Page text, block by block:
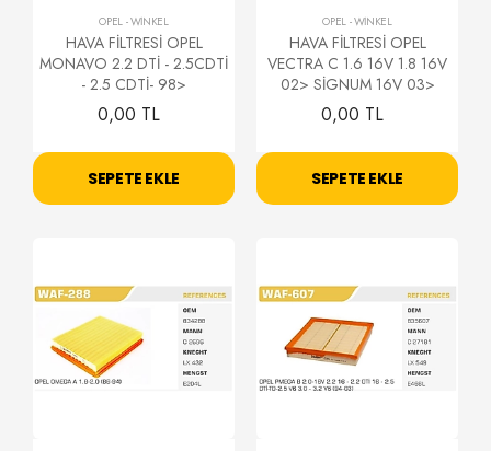
OPEL-WİNKEL
HAVA FİLTRESİ OPEL
MONAVO 2.2 DTİ - 2.5CDTİ
- 2.5 CDTİ- 98>
0,00 TL
SEPETE EKLE
OPEL-WİNKEL
HAVA FİLTRESİ OPEL
VECTRA C 1.6 16V 1.8 16V
02> SİGNUM 16V 03>
0,00 TL
SEPETE EKLE